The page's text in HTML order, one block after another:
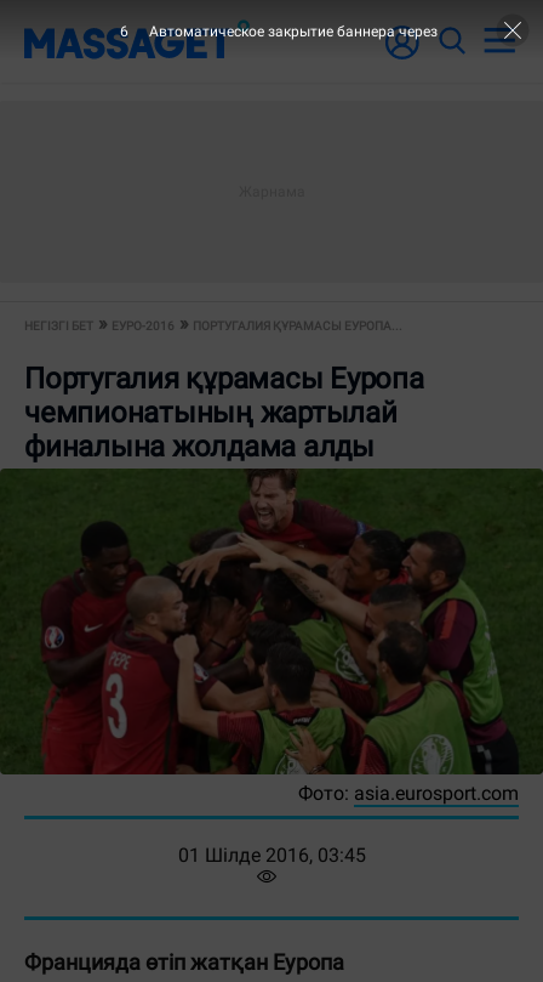
НЕГІЗГІ БЕТ ЕУРО-2016 ПОРТУГАЛИЯ ҚҰРАМАСЫ ЕУРОПА...
Португалия құрамасы Еуропа
чемпионатының жартылай
финалына жолдама алды
Фото: asia.eurosport.com
01 Шілде 2016, 03:45
Францияда өтіп жатқан Еуропа
6 Автоматическое закрытие баннера через